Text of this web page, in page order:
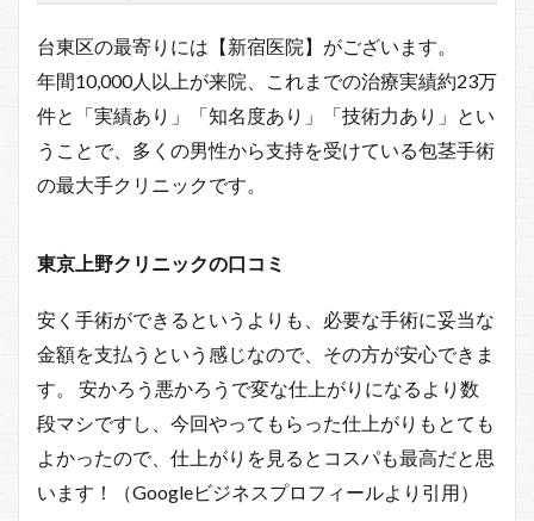
台東区の最寄りには【新宿医院】がございます。
年間10,000人以上が来院、これまでの治療実績約23万
件と「実績あり」「知名度あり」「技術力あり」とい
うことで、多くの男性から支持を受けている包茎手術
の最大手クリニックです。
東京上野クリニックの口コミ
安く手術ができるというよりも、必要な手術に妥当な
金額を支払うという感じなので、その方が安心できま
す。 安かろう悪かろうで変な仕上がりになるより数
段マシですし、今回やってもらった仕上がりもとても
よかったので、仕上がりを見るとコスパも最高だと思
います！（Googleビジネスプロフィールより引用）